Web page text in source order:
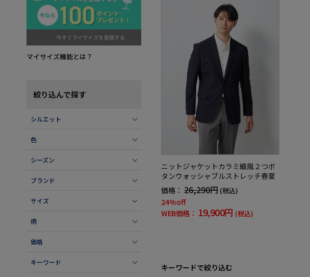
マイサイズ機能とは？
絞り込んで探す
シルエット
色
シーズン
ブランド
サイズ
柄
価格
キーワード
ニットジャケットカラミ織風２つボ
タンウォッシャブルストレッチ春夏
価格： 26,290円 (税込)
24%off
WEB価格： 19,900円 (税込)
キーワードで絞り込む